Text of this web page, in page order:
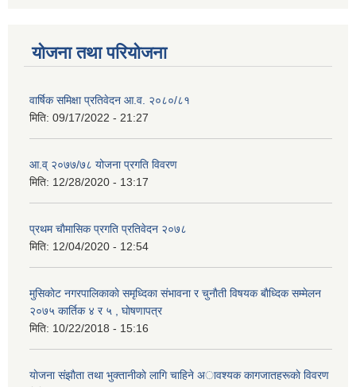
योजना तथा परियोजना
वार्षिक समिक्षा प्रतिवेदन आ.व. २०८०/८१
मिति: 09/17/2022 - 21:27
आ.व् २०७७/७८ योजना प्रगति विवरण
मिति: 12/28/2020 - 13:17
प्रथम चाैमासिक प्रगति प्रतिवेदन २०७८
मिति: 12/04/2020 - 12:54
मुसिकाेट नगरपालिकाकाे समृध्दिका संभावना र चुनाैती विषयक बाैध्दिक सम्मेलन
२०७५ कार्तिक ४ र ५ , घाेषणापत्र
मिति: 10/22/2018 - 15:16
याेजना संझाैता तथा भुक्तानीकाे लागि चाहिने अावश्यक कागजातहरूकाे विवरण